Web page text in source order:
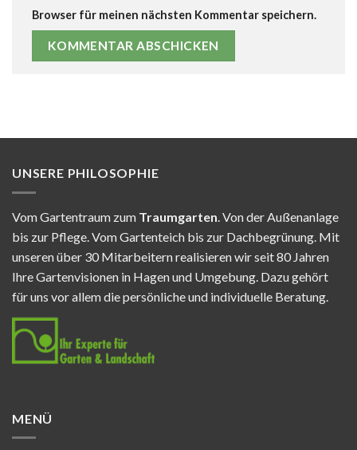
Browser für meinen nächsten Kommentar speichern.
UNSERE PHILOSOPHIE
Vom Gartentraum zum Traumgarten. Von der Außenanlage
bis zur Pflege. Vom Gartenteich bis zur Dachbegrünung. Mit
unseren über 30 Mitarbeitern realisieren wir seit 80 Jahren
Ihre Gartenvisionen in Hagen und Umgebung. Dazu gehört
für uns vor allem die persönliche und individuelle Beratung.
MENÜ